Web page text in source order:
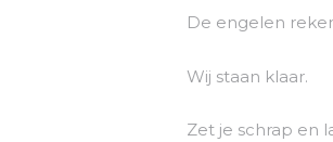
De engelen
Wij staan klaar.
Zet je schrap en